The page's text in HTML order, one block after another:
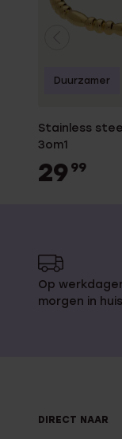
Stainless
3om1
29 99
Duurzamer
Op
morgen in huis
DIRECT NAAR